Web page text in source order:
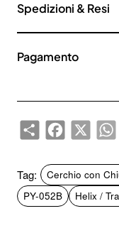
Spedizioni & Resi
Pagamento
ShareFacebook
X
Tag:
Cerchio con
PY-052B
Helix /